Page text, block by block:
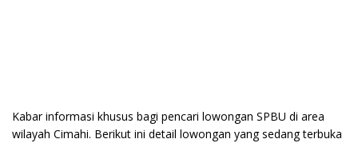
Kabar informasi khusus bagi pencari lowongan SPBU di area
wilayah Cimahi. Berikut ini detail lowongan yang sedang terbuka